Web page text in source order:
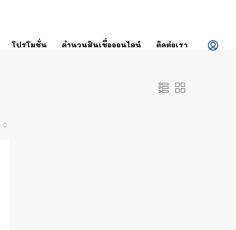
โปรโมชั่น คำนวนสินเชื่อออนไลน์ ติดต่อเรา